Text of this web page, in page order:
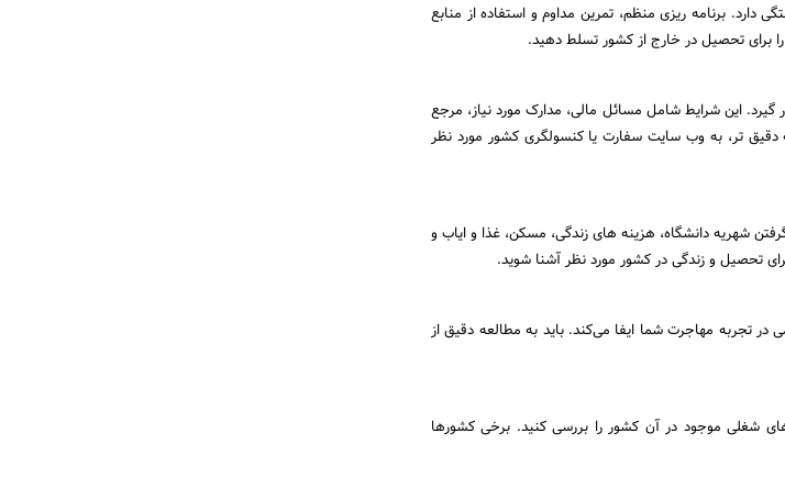
دارد. برنامه ریزی منظم، تمرین مداوم و استفاده از منابع
برای تحصیل در خارج از کشور تسلط دهید.
این شرایط شامل مسائل مالی، مدارک مورد نیاز، مرجع
دقیق تر، به وب سایت سفارت یا کنسولگری کشور مورد نظر
شهریه دانشگاه، هزینه های زندگی، مسکن، غذا و ایاب و
تحصیل و زندگی در کشور مورد نظر آشنا شوید.
تجربه مهاجرت شما ایفا می‌کند. باید به مطالعه دقیق از
شغلی موجود در آن کشور را بررسی کنید. برخی کشورها